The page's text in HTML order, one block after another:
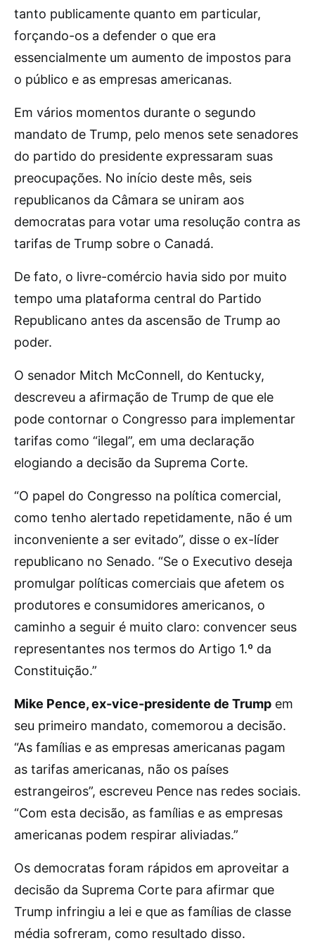
tanto publicamente quanto em particular,
forçando-os a defender o que era
essencialmente um aumento de impostos para
o público e as empresas americanas.
Em vários momentos durante o segundo
mandato de Trump, pelo menos sete senadores
do partido do presidente expressaram suas
preocupações. No início deste mês, seis
republicanos da Câmara se uniram aos
democratas para votar uma resolução contra as
tarifas de Trump sobre o Canadá.
De fato, o livre-comércio havia sido por muito
tempo uma plataforma central do Partido
Republicano antes da ascensão de Trump ao
poder.
O senador Mitch McConnell, do Kentucky,
descreveu a afirmação de Trump de que ele
pode contornar o Congresso para implementar
tarifas como “ilegal”, em uma declaração
elogiando a decisão da Suprema Corte.
“O papel do Congresso na política comercial,
como tenho alertado repetidamente, não é um
inconveniente a ser evitado”, disse o ex-líder
republicano no Senado. “Se o Executivo deseja
promulgar políticas comerciais que afetem os
produtores e consumidores americanos, o
caminho a seguir é muito claro: convencer seus
representantes nos termos do Artigo 1.º da
Constituição.”
Mike Pence, ex-vice-presidente de Trump em
seu primeiro mandato, comemorou a decisão.
“As famílias e as empresas americanas pagam
as tarifas americanas, não os países
estrangeiros”, escreveu Pence nas redes sociais.
“Com esta decisão, as famílias e as empresas
americanas podem respirar aliviadas.”
Os democratas foram rápidos em aproveitar a
decisão da Suprema Corte para afirmar que
Trump infringiu a lei e que as famílias de classe
média sofreram, como resultado disso.